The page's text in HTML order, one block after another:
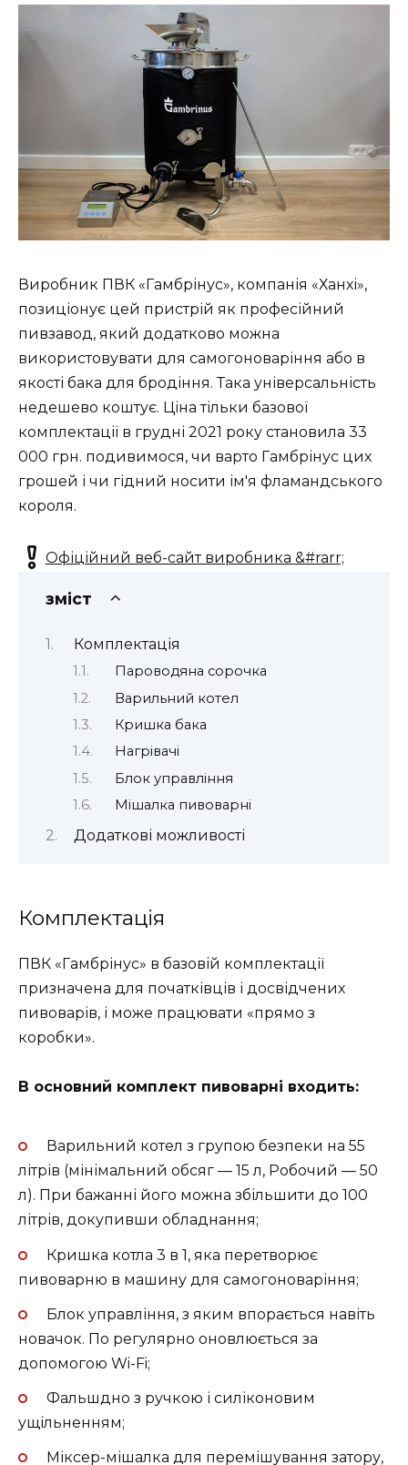
Виробник ПВК «Гамбрінус», компанія «Ханхі»,
позиціонує цей пристрій як професійний
пивзавод, який додатково можна
використовувати для самогоноваріння або в
якості бака для бродіння. Така універсальність
недешево коштує. Ціна тільки базової
комплектації в грудні 2021 року становила 33
000 грн. подивимося, чи варто Гамбрінус цих
грошей і чи гідний носити ім'я фламандського
короля.
Офіційний веб-сайт виробника &#rarr;
зміст
Комплектація
Пароводяна сорочка
Варильний котел
Кришка бака
Нагрівачі
Блок управління
Мішалка пивоварні
Додаткові можливості
Комплектація
ПВК «Гамбрінус» в базовій комплектації
призначена для початківців і досвідчених
пивоварів, і може працювати «прямо з
коробки».
В основний комплект пивоварні входить:
Варильний котел з групою безпеки на 55
літрів (мінімальний обсяг — 15 л, Робочий — 50
л). При бажанні його можна збільшити до 100
літрів, докупивши обладнання;
Кришка котла 3 в 1, яка перетворює
пивоварню в машину для самогоноваріння;
Блок управління, з яким впорається навіть
новачок. По регулярно оновлюється за
допомогою Wi-Fi;
Фальшдно з ручкою і силіконовим
ущільненням;
Міксер-мішалка для перемішування затору,